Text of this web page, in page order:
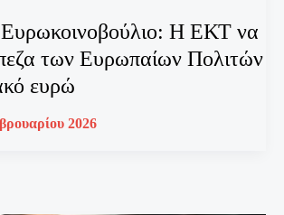
Ευρωκοινοβούλιο: Η ΕΚΤ να
των Ευρωπαίων Πολιτών
ευρώ
2026